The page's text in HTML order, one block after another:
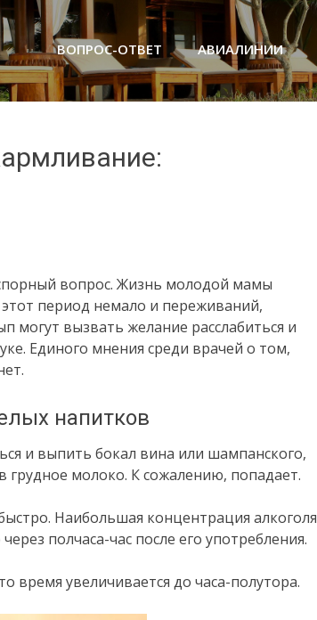
АВИАЛИНИИ
ВОПРОС-ОТВЕТ
вопрос. Жизнь молодой мамы
период немало и переживаний,
могут вызвать желание расслабиться и
Единого мнения среди врачей о том,
напитков
и выпить бокал вина или шампанского,
грудное молоко. К сожалению, попадает.
Наибольшая концентрация алкоголя
полчаса-час после его употребления.
время увеличивается до часа-полутора.